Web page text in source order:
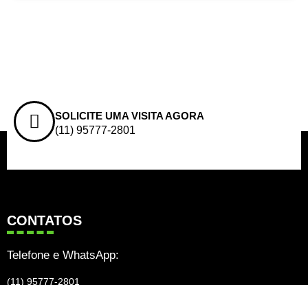
SOLICITE UMA VISITA AGORA
(11) 95777-2801
CONTATOS
Telefone e WhatsApp:
(11) 95777-2801